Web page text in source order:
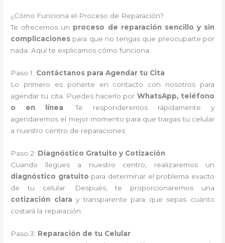
¿Cómo Funciona el Proceso de Reparación?
Te ofrecemos un proceso de reparación sencillo y sin
complicaciones para que no tengas que preocuparte por
nada. Aquí te explicamos cómo funciona:
Paso 1: Contáctanos para Agendar tu Cita
Lo primero es ponerte en contacto con nosotros para
agendar tu cita. Puedes hacerlo por WhatsApp, teléfono
o en línea. Te responderemos rápidamente y
agendaremos el mejor momento para que traigas tu celular
a nuestro centro de reparaciones.
Paso 2: Diagnóstico Gratuito y Cotización
Cuando llegues a nuestro centro, realizaremos un
diagnóstico gratuito para determinar el problema exacto
de tu celular. Después, te proporcionaremos una
cotización clara y transparente para que sepas cuánto
costará la reparación.
Paso 3: Reparación de tu Celular